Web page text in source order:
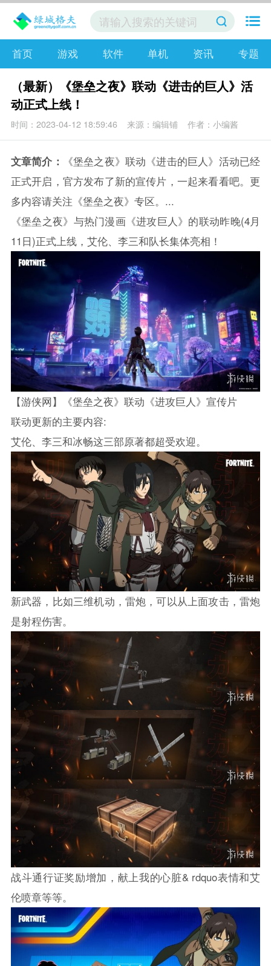
首页 游戏 软件 单机 资讯 专题
（最新）《堡垒之夜》联动《进击的巨人》活
动正式上线！
时间：2023-04-12 18:59:46 来源：编辑铺 作者：小编酱
文章简介：
《堡垒之夜》联动《进击的巨人》活动已经
正式开启，官方发布了新的宣传片，一起来看看吧。更
多内容请关注《堡垒之夜》专区。...
《堡垒之夜》与热门漫画《进攻巨人》的联动昨晚(4月
11日)正式上线，艾伦、李三和队长集体亮相！
【游侠网】《堡垒之夜》联动《进攻巨人》宣传片
联动更新的主要内容:
艾伦、李三和冰畅这三部原著都超受欢迎。
新武器，比如三维机动，雷炮，可以从上面攻击，雷炮
是射程伤害。
战斗通行证奖励增加，献上我的心脏& rdquo表情和艾
伦喷章等等。